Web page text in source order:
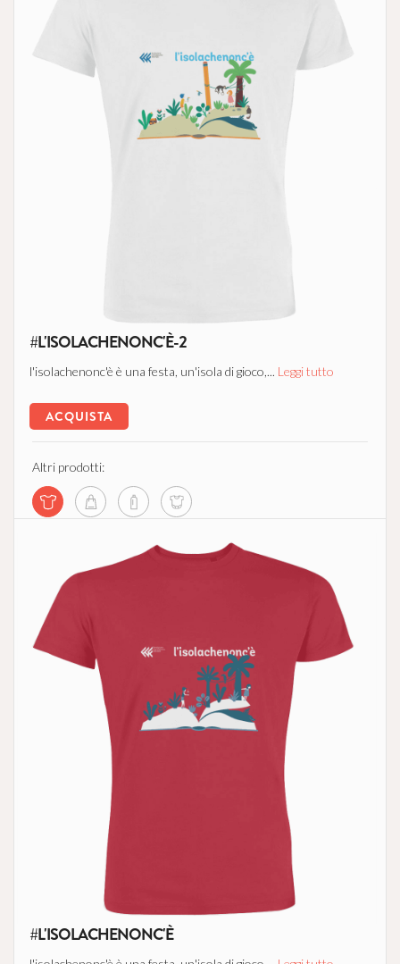
#L'ISOLACHENONC'È-2
l'isolachenonc'è è una festa, un'isola di gioco,... Leggi tutto
ACQUISTA
Altri prodotti:
#L'ISOLACHENONC'È